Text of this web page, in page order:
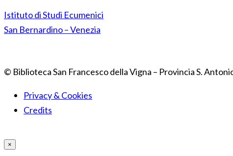
Istituto di Studi Ecumenici
San Bernardino – Venezia
© Biblioteca San Francesco della Vigna – Provincia S.
Privacy & Cookies
Credits
×